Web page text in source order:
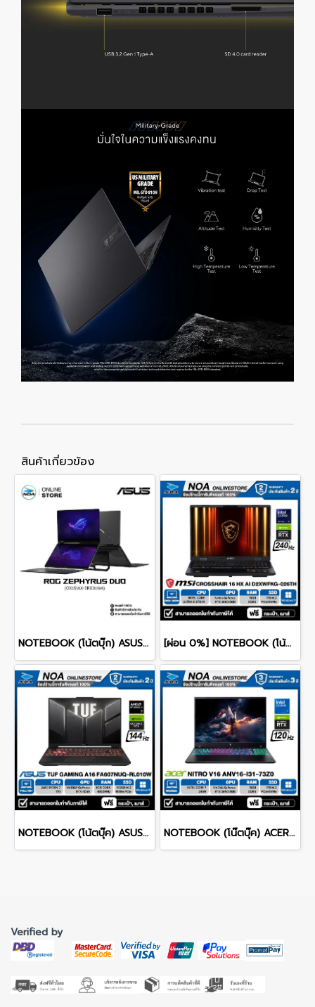
สินค้าเกี่ยวข้อง
NOTEBOOK (โน้ตบุ๊ก) ASUS ROG ZEPHYRUS DUO 16 GX651AX-SR006WA 16" 3K OLED 120Hz Touchscreen/ULTRA 9 386H/64GB/SSD 2TB/RTX 5090/WINDOWS 11+MS OFFICE รับประกันศูนย์ไทย 3ปี [ผ่อน 0%] NOTEBOOK (โน้ตบุ๊ก) MSI CROSSHAIR 16 HX AI D2XWFKG-026TH 16" QHD+ 240Hz/CORE ULTRA 9 275HX/RAM 16GB/SSD 1B/RTX 5060/WINDOWS /11+OFFICE รับประกันศูนย์ไทย 2ปี
NOTEBOOK (โน้ตบุ๊ค) ASUS TUF GAMING A16 FA607NUQ-RL010W 16" FHD+ 144Hz/RYZEN 7 170/RAM 8GB/SSD 512GB/RTX4050 รับประกันซ่อมฟรีถึงบ้าน 2ปี NOTEBOOK (โน๊ตบุ๊ค) ACER NITRO V 16 ANV16-I31-73Z0 16-inch WUXGA/CORE 7 240H/16GB/SSD 1TB/RTX 5060/WINDOWS 11 รับประกันซ่อมฟรีถึงบ้าน 3ปี
Verified by